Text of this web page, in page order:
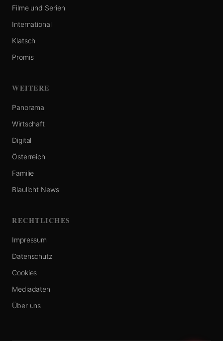
Filme und Serien
International
Klatsch
Promis
WEITERE
Panorama
Wirtschaft
Digital
Österreich
Familie
Blaulicht News
RECHTLICHES
Impressum
Datenschutz
Cookies
Mediadaten
Über uns